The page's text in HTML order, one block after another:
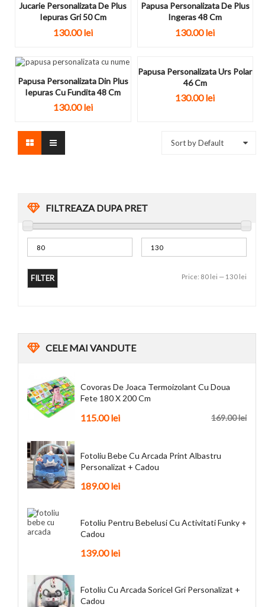
FILTREAZA DUPA PRET
FILTER Price: 80 lei — 130 lei
CELEMAI VANDUTE
Covoras De Joaca Termoizolant Cu Doua
Fete 180 X 200 Cm
169.00lei
115.00lei
Fotoliu Bebe Cu Arcada Print Albastru
Personalizat + Cadou
189.00lei
Fotoliu Pentru Bebelusi Cu Activitati Funky +
Cadou
139.00lei
Fotoliu Cu Arcada Soricel Gri Personalizat +
Cadou
Jucarie Personalizata De Plus
Iepuras Gri 50 Cm
130.00lei
Papusa Personalizata De Plus
Ingeras 48 Cm
130.00lei
Papusa Personalizata Din Plus
Iepuras Cu Fundita 48 Cm
130.00lei
Papusa Personalizata Urs Polar
46 Cm
130.00lei
Sort by Default